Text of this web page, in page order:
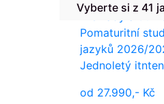
Překlady a
Vyberte si z 41
Pomaturitní
jazyků 2026/
Jednoletý
od 27.990,- Kč